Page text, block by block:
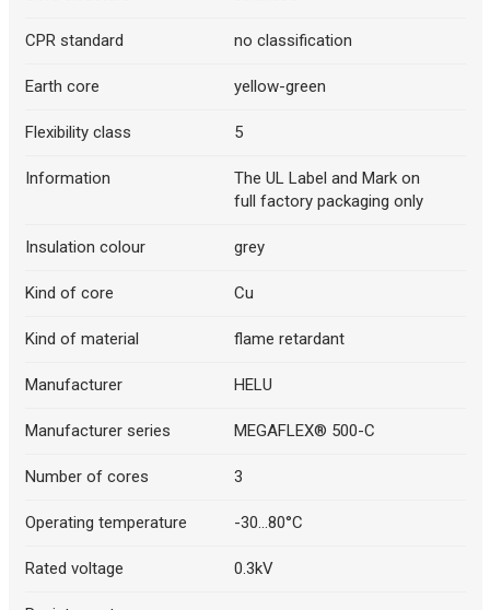
CPR standard no classification
Earth core yellow-green
Flexibility class 5
Information
The UL Label and Mark on
full factory packaging only
Insulation colour grey
Kind of core Cu
Kind of material flame retardant
Manufacturer HELU
Manufacturer series MEGAFLEX® 500-C
Number of cores 3
Operating temperature -30...80°C
Rated voltage 0.3kV